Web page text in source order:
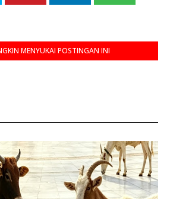
MENYUKAI POSTINGAN INI